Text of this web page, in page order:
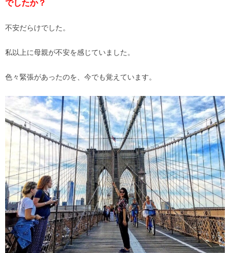
でしたか？
不安だらけでした。
私以上に母親が不安を感じていました。
色々緊張があったのを、今でも覚えています。